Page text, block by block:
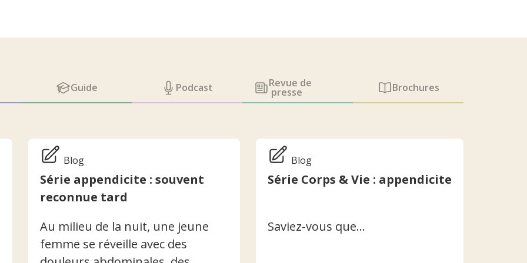
Guide Podcast Revue de
presse Brochures
Blog
Série appendicite : souvent
reconnue tard
Au milieu de la nuit, une jeune
femme se réveille avec des
Blog
Série Corps & Vie : appendicite
Saviez-vous que…